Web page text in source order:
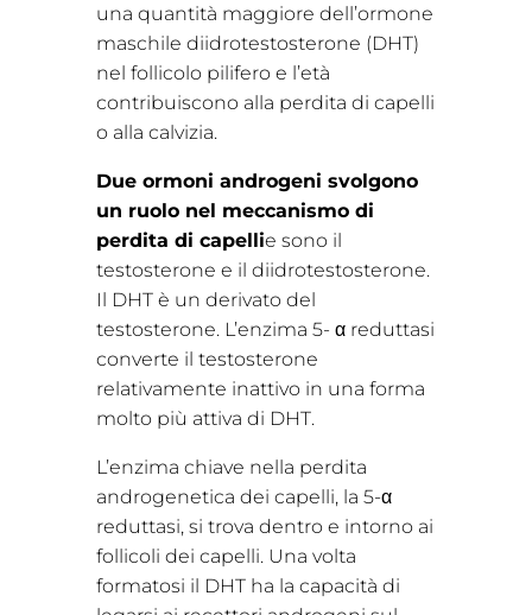
una quantità maggiore dell’ormone
maschile diidrotestosterone (DHT)
nel follicolo pilifero e l’età
contribuiscono alla perdita di capelli
o alla calvizia.
Due ormoni androgeni svolgono
un ruolo nel meccanismo di
perdita di capellie sono il
testosterone e il diidrotestosterone.
Il DHT è un derivato del
testosterone. L’enzima 5- α reduttasi
converte il testosterone
relativamente inattivo in una forma
molto più attiva di DHT.
L’enzima chiave nella perdita
androgenetica dei capelli, la 5-α
reduttasi, si trova dentro e intorno ai
follicoli dei capelli. Una volta
formatosi il DHT ha la capacità di